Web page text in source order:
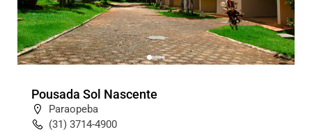
Pousada Sol Nascente
Paraopeba
(31) 3714-4900